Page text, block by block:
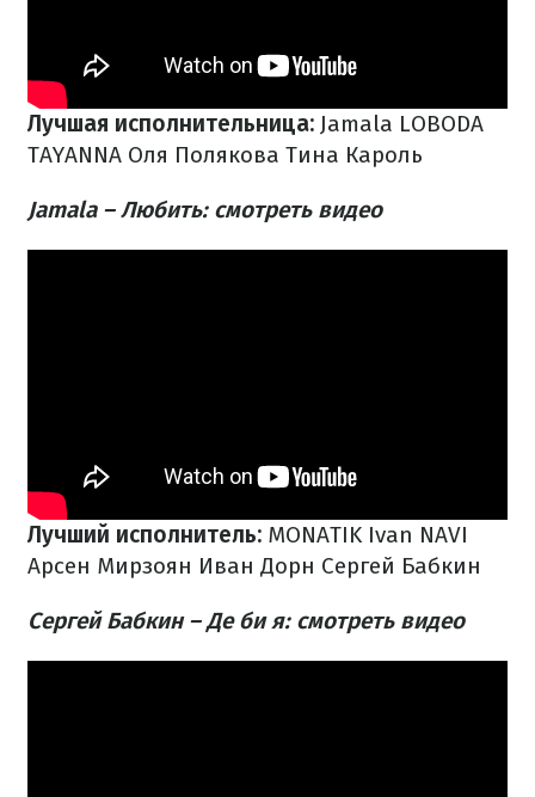
Лучшая исполнительница: Jamala LOBODA
TAYANNA Оля Полякова Тина Кароль
Jamala – Любить: смотреть видео
Лучший исполнитель: MONATIK Ivan NAVI
Арсен Мирзоян Иван Дорн Сергей Бабкин
Сергей Бабкин – Де би я: смотреть видео